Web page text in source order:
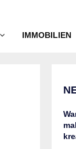
IMMOBILIEN